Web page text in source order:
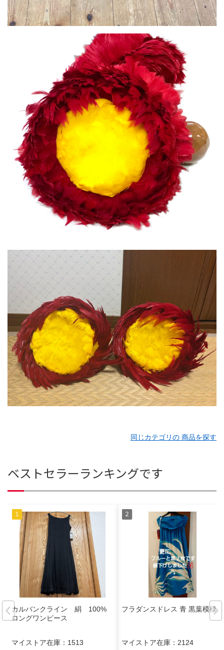
同じカテゴリの 商品を探す
ベストセラーランキングです
カルバンクライン 絹 100%
ロングワンピース
マイストア在庫： 1513
フラダンスドレス 青 黒葉模様
マイストア在庫： 2124